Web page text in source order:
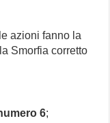
azioni fanno la
Smorfia corretto
6;